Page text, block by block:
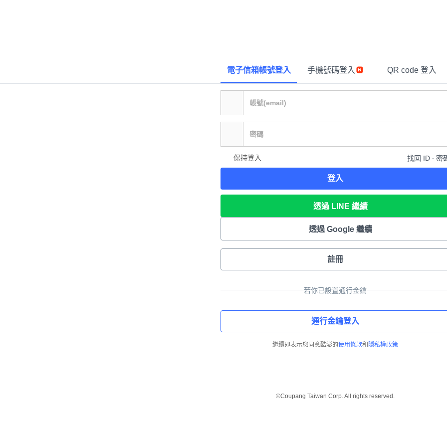
電子信箱帳號登入 手機號碼登入 QR code 登入
保持登入 找回 ID ∙ 密
登入
透過 LINE 繼續
透過 Google 繼續
註冊
若你已設置通行金鑰
通行金鑰登入
繼續即表示您同意酷澎的使用條款和 隱私權政策
©Coupang Taiwan Corp. All rights reserved.